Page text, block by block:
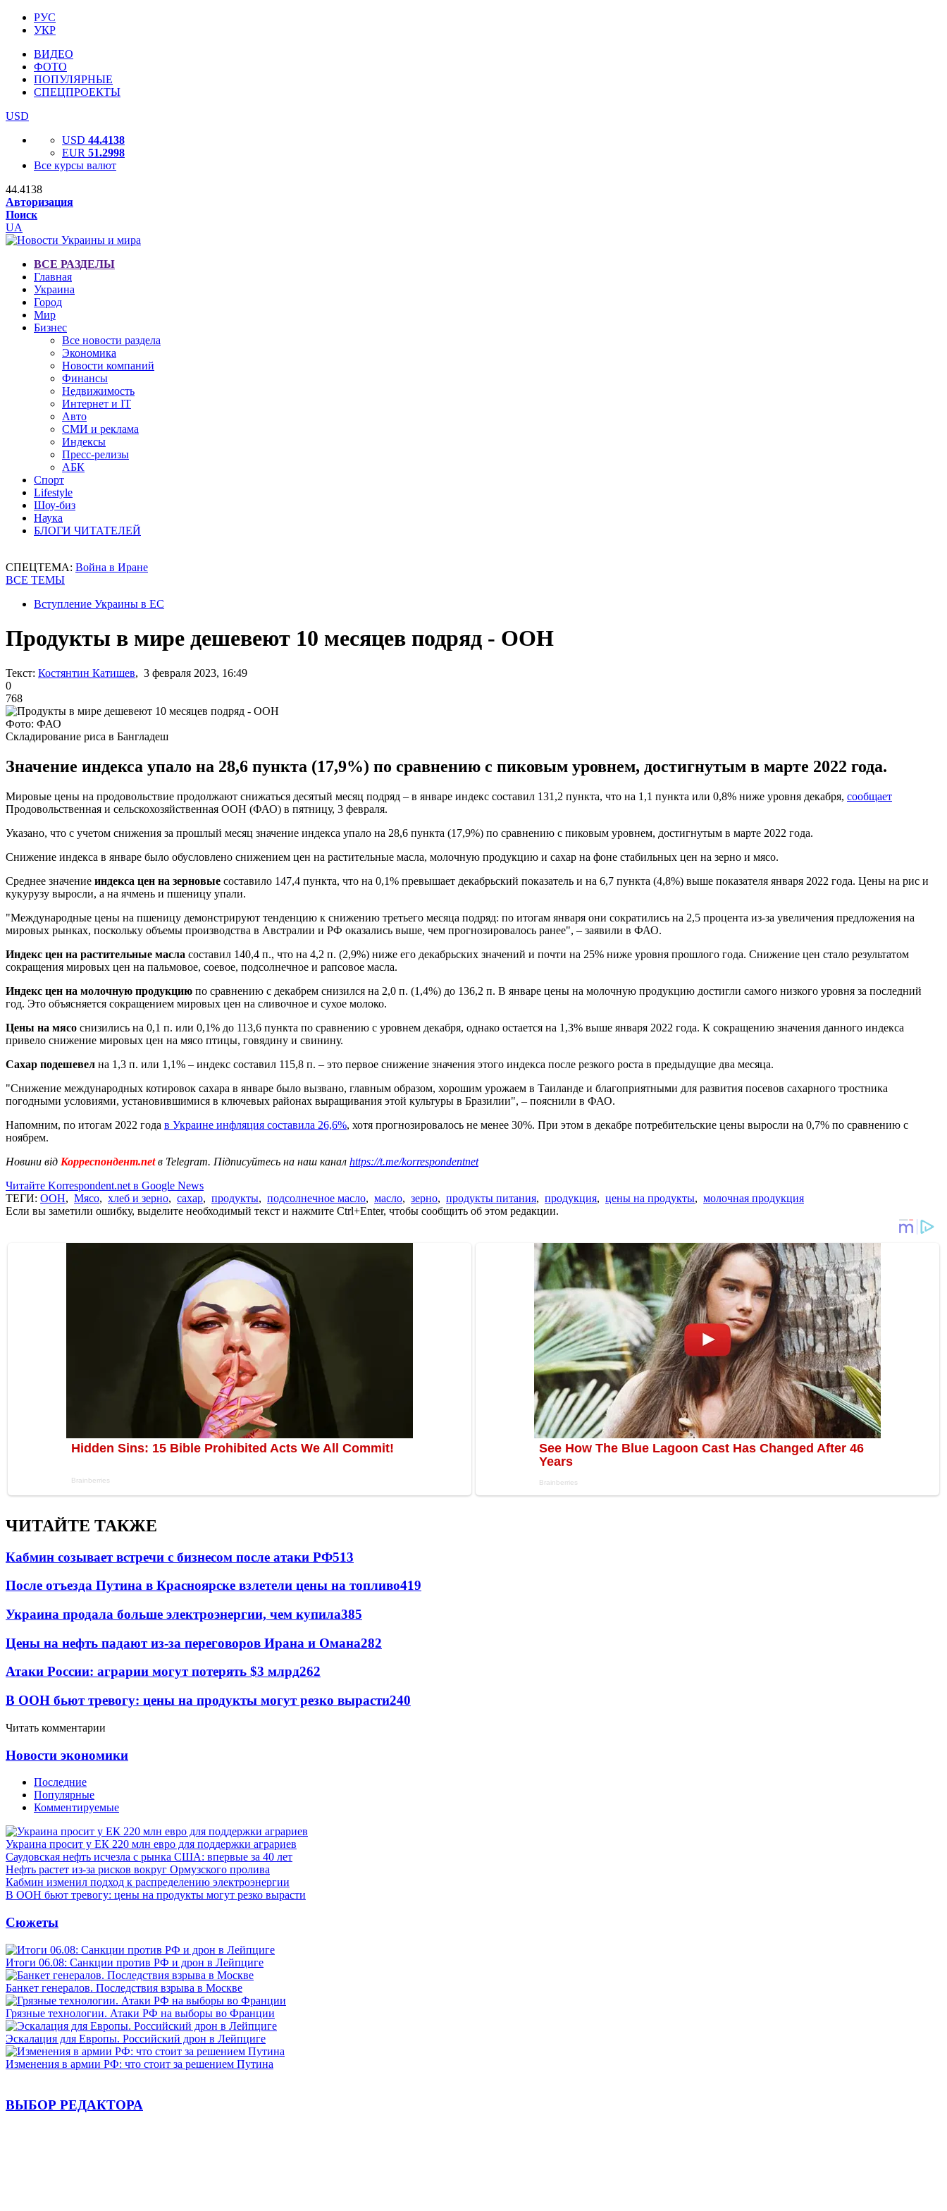
РУС
УКР
ВИДЕО
ФОТО
ПОПУЛЯРНЫЕ
СПЕЦПРОЕКТЫ
USD
USD 44.4138
EUR 51.2998
Все курсы валют
44.4138
Авторизация
Поиск
UA
ВСЕ РАЗДЕЛЫ
Главная
Украина
Город
Мир
Бизнес
Все новости раздела
Экономика
Новости компаний
Финансы
Недвижимость
Интернет и IT
Авто
СМИ и реклама
Индексы
Пресс-релизы
АБК
Спорт
Lifestyle
Шоу-биз
Наука
БЛОГИ ЧИТАТЕЛЕЙ
СПЕЦТЕМА: Война в Иране
ВСЕ ТЕМЫ
Вступление Украины в ЕС
Продукты в мире дешевеют 10 месяцев подряд - ООН
Текст: Костянтин Катишев, 3 февраля 2023, 16:49
0
768
Фото: ФАО
Складирование риса в Бангладеш
Значение индекса упало на 28,6 пункта (17,9%) по сравнению с пиковым уровнем, достигнутым в марте 2022 года.
Мировые цены на продовольствие продолжают снижаться десятый месяц подряд – в январе индекс составил 131,2 пункта, что на 1,1 пункта или 0,8% ниже уровня декабря, сообщает
Продовольственная и сельскохозяйственная ООН (ФАО) в пятницу, 3 февраля.
Указано, что с учетом снижения за прошлый месяц значение индекса упало на 28,6 пункта (17,9%) по сравнению с пиковым уровнем, достигнутым в марте 2022 года.
Снижение индекса в январе было обусловлено снижением цен на растительные масла, молочную продукцию и сахар на фоне стабильных цен на зерно и мясо.
Среднее значение индекса цен на зерновые составило 147,4 пункта, что на 0,1% превышает декабрьский показатель и на 6,7 пункта (4,8%) выше показателя января 2022 года. Цены на рис и
кукурузу выросли, а на ячмень и пшеницу упали.
"Международные цены на пшеницу демонстрируют тенденцию к снижению третьего месяца подряд: по итогам января они сократились на 2,5 процента из-за увеличения предложения на
мировых рынках, поскольку объемы производства в Австралии и РФ оказались выше, чем прогнозировалось ранее", – заявили в ФАО.
Индекс цен на растительные масла составил 140,4 п., что на 4,2 п. (2,9%) ниже его декабрьских значений и почти на 25% ниже уровня прошлого года. Снижение цен стало результатом
сокращения мировых цен на пальмовое, соевое, подсолнечное и рапсовое масла.
Индекс цен на молочную продукцию по сравнению с декабрем снизился на 2,0 п. (1,4%) до 136,2 п. В январе цены на молочную продукцию достигли самого низкого уровня за последний
год. Это объясняется сокращением мировых цен на сливочное и сухое молоко.
Цены на мясо снизились на 0,1 п. или 0,1% до 113,6 пункта по сравнению с уровнем декабря, однако остается на 1,3% выше января 2022 года. К сокращению значения данного индекса
привело снижение мировых цен на мясо птицы, говядину и свинину.
Сахар подешевел на 1,3 п. или 1,1% – индекс составил 115,8 п. – это первое снижение значения этого индекса после резкого роста в предыдущие два месяца.
"Снижение международных котировок сахара в январе было вызвано, главным образом, хорошим урожаем в Таиланде и благоприятными для развития посевов сахарного тростника
погодными условиями, установившимися в ключевых районах выращивания этой культуры в Бразилии", – пояснили в ФАО.
Напомним, по итогам 2022 года в Украине инфляция составила 26,6%, хотя прогнозировалось не менее 30%. При этом в декабре потребительские цены выросли на 0,7% по сравнению с
ноябрем.
Новини від Корреспондент.netв Telegram. Підписуйтесь на наш канал https://t.me/korrespondentnet
Читайте Korrespondent.net в Google News
ТЕГИ: ООН, Мясо, хлеб и зерно, сахар, продукты, подсолнечное масло, масло, зерно, продукты питания, продукция, цены на продукты, молочная продукция
Если вы заметили ошибку, выделите необходимый текст и нажмите Ctrl+Enter, чтобы сообщить об этом редакции.
ЧИТАЙТЕ ТАКЖЕ
Кабмин созывает встречи с бизнесом после атаки РФ513
После отъезда Путина в Красноярске взлетели цены на топливо419
Украина продала больше электроэнергии, чем купила385
Цены на нефть падают из-за переговоров Ирана и Омана282
Атаки России: аграрии могут потерять $3 млрд262
В ООН бьют тревогу: цены на продукты могут резко вырасти240
Читать комментарии
Новости экономики
Последние
Популярные
Комментируемые
Украина просит у ЕК 220 млн евро для поддержки аграриев
Саудовская нефть исчезла с рынка США: впервые за 40 лет
Нефть растет из-за рисков вокруг Ормузского пролива
Кабмин изменил подход к распределению электроэнергии
В ООН бьют тревогу: цены на продукты могут резко вырасти
Сюжеты
Итоги 06.08: Санкции против РФ и дрон в Лейпциге
Банкет генералов. Последствия взрыва в Москве
Грязные технологии. Атаки РФ на выборы во Франции
Эскалация для Европы. Российский дрон в Лейпциге
Изменения в армии РФ: что стоит за решением Путина
ВЫБОР РЕДАКТОРА